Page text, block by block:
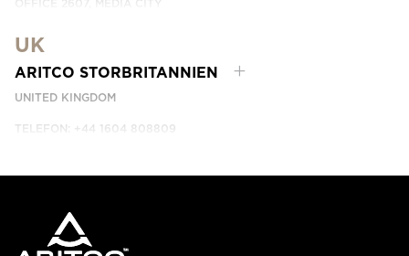
OFFICE 2607, MEDIA CITY
KONTAKTA OSS
UK
ARITCO STORBRITANNIEN
UNITED KINGDOM
TELEFON: +44 1604 808809